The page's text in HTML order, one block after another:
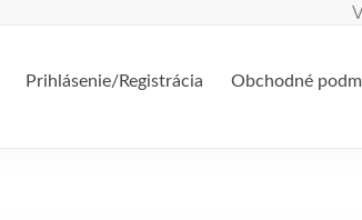
Prihlásenie/Registrácia Obchodné